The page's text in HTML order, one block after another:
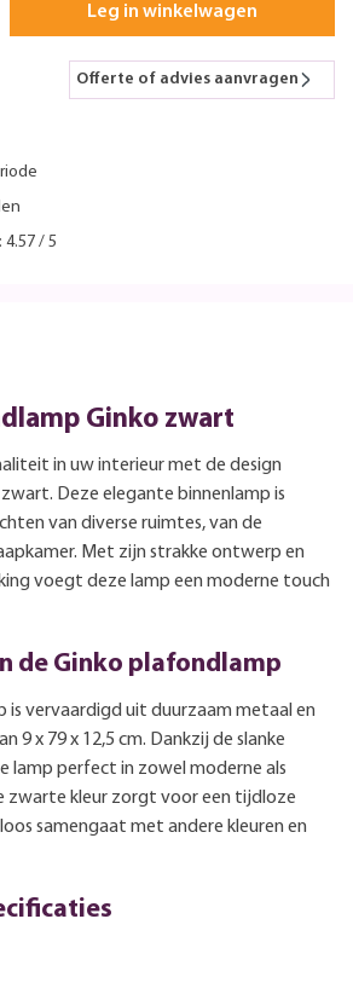
Leg in winkelwagen
Offerte of advies aanvragen
4.57 / 5
Ginko zwart
in uw interieur met de design
Deze elegante binnenlamp is
van diverse ruimtes, van de
Met zijn strakke ontwerp en
voegt deze lamp een moderne touch
de Ginko plafondlamp
is vervaardigd uit duurzaam metaal en
9 x 79 x 12,5 cm. Dankzij de slanke
lamp perfect in zowel moderne als
zwarte kleur zorgt voor een tijdloze
samengaat met andere kleuren en